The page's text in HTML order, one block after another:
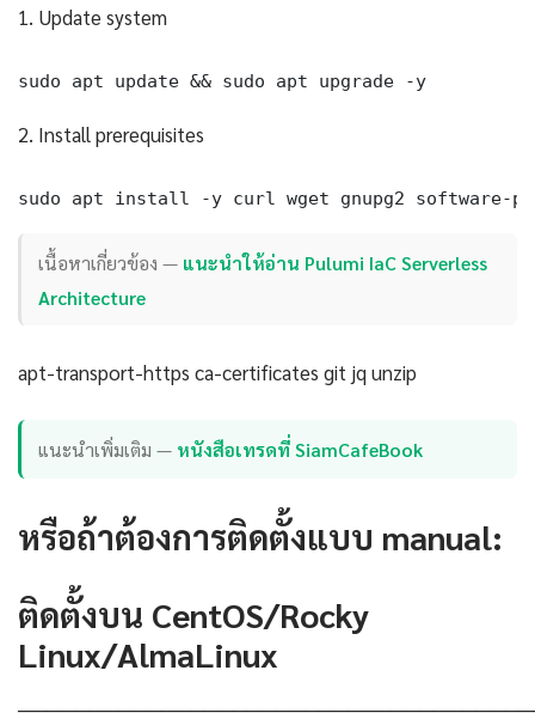
1. Update system
sudo apt update && sudo apt upgrade -y
2. Install prerequisites
sudo apt install -y curl wget gnupg2 software-
เนื้อหาเกี่ยวข้อง — แนะนำให้อ่าน Pulumi IaC Serverless
Architecture
apt-transport-https ca-certificates git jq unzip
แนะนำเพิ่มเติม — หนังสือเทรดที่ SiamCafeBook
หรือถ้าต้องการติดตั้งแบบ manual:
ติดตั้งบน CentOS/Rocky
Linux/AlmaLinux